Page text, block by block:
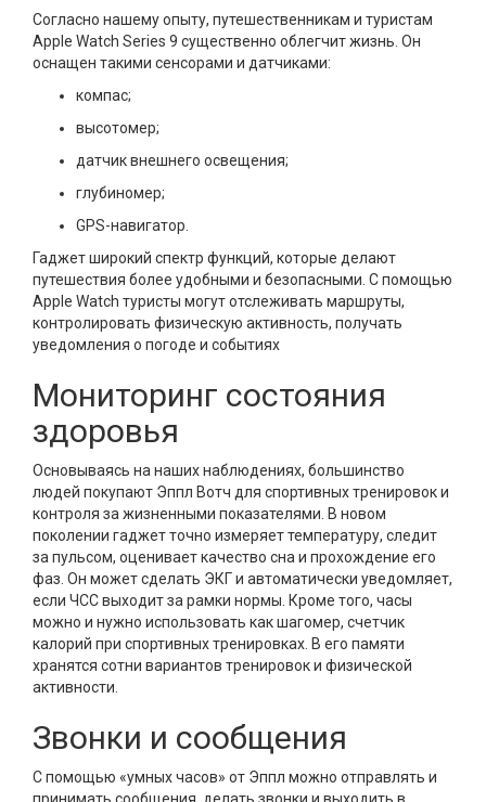
Согласно нашему опыту, путешественникам и туристам
Apple Watch Series 9 существенно облегчит жизнь. Он
оснащен такими сенсорами и датчиками:
компас;
высотомер;
датчик внешнего освещения;
глубиномер;
GPS-навигатор.
Гаджет широкий спектр функций, которые делают
путешествия более удобными и безопасными. С помощью
Apple Watch туристы могут отслеживать маршруты,
контролировать физическую активность, получать
уведомления о погоде и событиях
Мониторинг состояния
здоровья
Основываясь на наших наблюдениях, большинство
людей покупают Эппл Вотч для спортивных тренировок и
контроля за жизненными показателями. В новом
поколении гаджет точно измеряет температуру, следит
за пульсом, оценивает качество сна и прохождение его
фаз. Он может сделать ЭКГ и автоматически уведомляет,
если ЧСС выходит за рамки нормы. Кроме того, часы
можно и нужно использовать как шагомер, счетчик
калорий при спортивных тренировках. В его памяти
хранятся сотни вариантов тренировок и физической
активности.
Звонки и сообщения
С помощью «умных часов» от Эппл можно отправлять и